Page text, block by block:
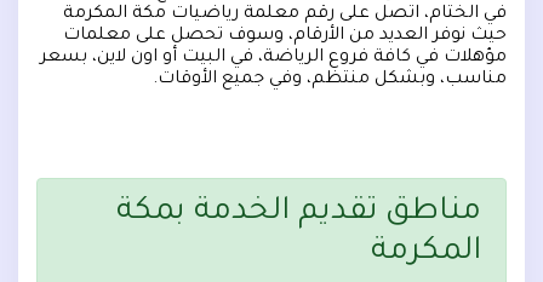
في الختام، اتصل على رقم معلمة رياضيات مكة المكرمة
حيث نوفر العديد من الأرقام، وسوف تحصل على معلمات
مؤهلات في كافة فروع الرياضة، في البيت أو اون لاين، بسعر
مناسب، وبشكل منتظم، وفي جميع الأوقات.
مناطق تقديم الخدمة بمكة
المكرمة